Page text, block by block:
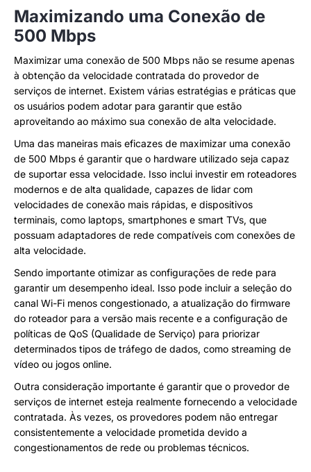
Maximizando uma Conexão de
500 Mbps
Maximizar uma conexão de 500 Mbps não se resume apenas
à obtenção da velocidade contratada do provedor de
serviços de internet. Existem várias estratégias e práticas que
os usuários podem adotar para garantir que estão
aproveitando ao máximo sua conexão de alta velocidade.
Uma das maneiras mais eficazes de maximizar uma conexão
de 500 Mbps é garantir que o hardware utilizado seja capaz
de suportar essa velocidade. Isso inclui investir em roteadores
modernos e de alta qualidade, capazes de lidar com
velocidades de conexão mais rápidas, e dispositivos
terminais, como laptops, smartphones e smart TVs, que
possuam adaptadores de rede compatíveis com conexões de
alta velocidade.
Sendo importante otimizar as configurações de rede para
garantir um desempenho ideal. Isso pode incluir a seleção do
canal Wi-Fi menos congestionado, a atualização do firmware
do roteador para a versão mais recente e a configuração de
políticas de QoS (Qualidade de Serviço) para priorizar
determinados tipos de tráfego de dados, como streaming de
vídeo ou jogos online.
Outra consideração importante é garantir que o provedor de
serviços de internet esteja realmente fornecendo a velocidade
contratada. Às vezes, os provedores podem não entregar
consistentemente a velocidade prometida devido a
congestionamentos de rede ou problemas técnicos.